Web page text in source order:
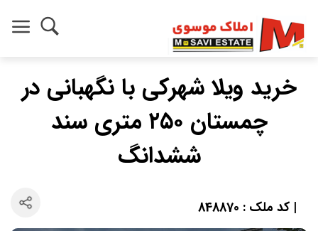
خرید ویلا شهرکی با نگهبانی در
چمستان ۲۵۰ متری سند
ششدانگ
| کد ملک : 848870